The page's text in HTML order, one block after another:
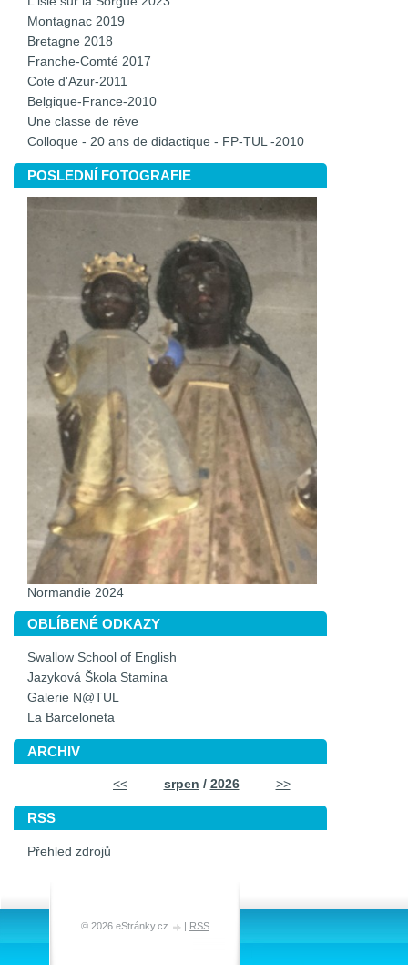
Montagnac 2019
Bretagne 2018
Franche-Comté 2017
Cote d'Azur-2011
Belgique-France-2010
Une classe de rêve
Colloque - 20 ans de didactique - FP-TUL -2010
POSLEDNÍ FOTOGRAFIE
Normandie 2024
OBLÍBENÉ ODKAZY
Swallow School of English
Jazyková Škola Stamina
Galerie N@TUL
La Barceloneta
ARCHIV
<< srpen / 2026 >>
RSS
Přehled zdrojů
© 2026 eStránky.cz | RSS